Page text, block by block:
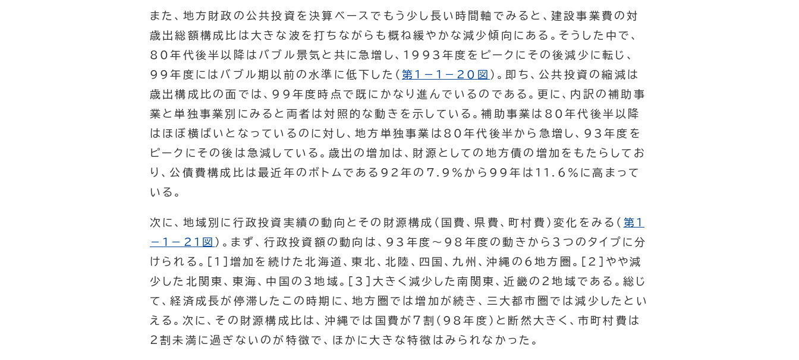
また、地方財政の公共投資を決算ベースでもう少し長い時間軸でみると、建設事業費の対
歳出総額構成比は大きな波を打ちながらも概ね緩やかな減少傾向にある。そうした中で、
80年代後半以降はバブル景気と共に急増し、1993年度をピークにその後減少に転じ、
99年度にはバブル期以前の水準に低下した（第１－１－20図 ）。即ち、公共投資の縮減は
歳出構成比の面では、99年度時点で既にかなり進んでいるのである。更に、内訳の補助事
業と単独事業別にみると両者は対照的な動きを示している。補助事業は80年代後半以降
はほぼ横ばいとなっているのに対し、地方単独事業は80年代後半から急増し、93年度を
ピークにその後は急減している。歳出の増加は、財源としての地方債の増加をもたらしてお
り、公債費構成比は最近年のボトムである92年の7.9％から99年は11.6％に高まって
いる。
次に、地域別に行政投資実績の動向とその財源構成（国費、県費、町村費）変化をみる（ 第１
－１－21図 ）。まず、行政投資額の動向は、93年度～98年度の動きから３つのタイプに分
けられる。[1]増加を続けた北海道、東北、北陸、四国、九州、沖縄の６地方圏。[2]やや減
少した北関東、東海、中国の３地域。[3]大きく減少した南関東、近畿の２地域である。総じ
て、経済成長が停滞したこの時期に、地方圏では増加が続き、三大都市圏では減少したとい
える。次に、その財源構成比は、沖縄では国費が７割（98年度）と断然大きく、市町村費は
２割未満に過ぎないのが特徴で、ほかに大きな特徴はみられなかった。